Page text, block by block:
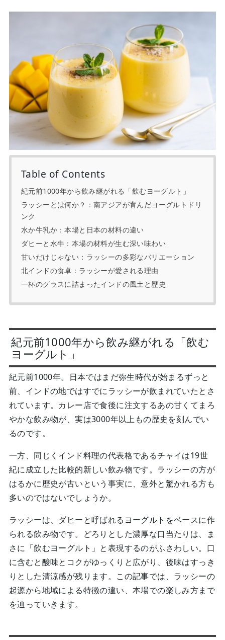
Table of Contents
紀元前1000年から飲み継がれる「飲むヨーグルト」
ラッシーとは何か？：南アジアが育んだヨーグルトドリ
ンク
水か牛乳か：本場と日本の材料の違い
ダヒーと水牛：本場の材料が生む深い味わい
甘いだけじゃない：ラッシーの多彩なバリエーション
北インドの食卓：ラッシーが愛される理由
一杯のグラスに詰まったインドの風土と歴史
紀元前1000年から飲み継がれる「飲む
ヨーグルト」
紀元前1000年。日本ではまだ弥生時代が始まるずっと
前、インドの地ではすでにラッシーが飲まれていたとさ
れています。カレー店で食後に注文するあの甘くてまろ
やかな飲み物が、実は3000年以上もの歴史を刻んでい
るのです。
一方、同じくインド料理の代表格であるチャイは19世
紀に成立した比較的新しい飲み物です。ラッシーの方が
はるかに歴史が古いという事実に、意外と驚かれる方も
多いのではないでしょうか。
ラッシーは、ダヒーと呼ばれるヨーグルトをベースに作
られる飲み物です。どろりとした濃厚な口当たりは、ま
さに「飲むヨーグルト」と表現するのがふさわしい。口
に含むと酸味とコクがゆっくりと広がり、後味はすっき
りとした清涼感が残ります。この記事では、ラッシーの
起源から地域による特徴の違い、本場での楽しみ方まで
を辿っていきます。